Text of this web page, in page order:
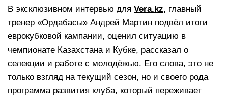
В эксклюзивном интервью для Vera.kz, главный
тренер «Ордабасы» Андрей Мартин подвёл итоги
еврокубковой кампании, оценил ситуацию в
чемпионате Казахстана и Кубке, рассказал о
селекции и работе с молодёжью. Его слова, это не
только взгляд на текущий сезон, но и своего рода
программа развития клуба, который переживает